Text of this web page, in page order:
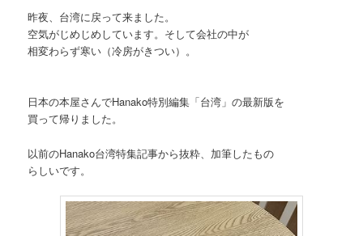
昨夜、台湾に戻って来ました。
空気がじめじめしています。そして会社の中が
相変わらず寒い（冷房がきつい）。
日本の本屋さんでHanako特別編集「台湾」の最新版を
買って帰りました。
以前のHanako台湾特集記事から抜粋、加筆したもの
らしいです。